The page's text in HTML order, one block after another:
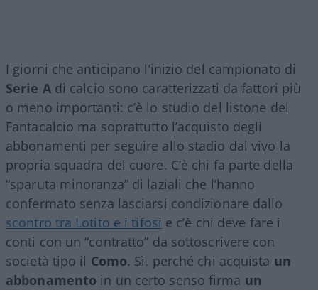
I giorni che anticipano l’inizio del campionato di
Serie Adi calcio sono caratterizzati da fattori più
o meno importanti: c’è lo studio del listone del
Fantacalcio ma soprattutto l’acquisto degli
abbonamenti per seguire allo stadio dal vivo la
propria squadra del cuore. C’è chi fa parte della
“sparuta minoranza” di laziali che l’hanno
confermato senza lasciarsi condizionare dallo
scontro tra Lotito e i tifosi e c’è chi deve fare i
conti con un “contratto” da sottoscrivere con
società tipo il Como. Sì, perché chi acquista un
abbonamento in un certo senso firma un